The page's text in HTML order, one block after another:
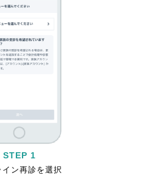
STEP 1
イン再診を選択